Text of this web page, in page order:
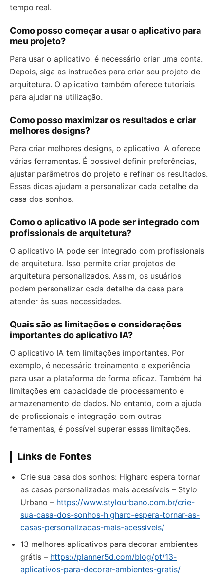
tempo real.
Como posso começar a usar o aplicativo para
meu projeto?
Para usar o aplicativo, é necessário criar uma conta.
Depois, siga as instruções para criar seu projeto de
arquitetura. O aplicativo também oferece tutoriais
para ajudar na utilização.
Como posso maximizar os resultados e criar
melhores designs?
Para criar melhores designs, o aplicativo IA oferece
várias ferramentas. É possível definir preferências,
ajustar parâmetros do projeto e refinar os resultados.
Essas dicas ajudam a personalizar cada detalhe da
casa dos sonhos.
Como o aplicativo IA pode ser integrado com
profissionais de arquitetura?
O aplicativo IA pode ser integrado com profissionais
de arquitetura. Isso permite criar projetos de
arquitetura personalizados. Assim, os usuários
podem personalizar cada detalhe da casa para
atender às suas necessidades.
Quais são as limitações e considerações
importantes do aplicativo IA?
O aplicativo IA tem limitações importantes. Por
exemplo, é necessário treinamento e experiência
para usar a plataforma de forma eficaz. Também há
limitações em capacidade de processamento e
armazenamento de dados. No entanto, com a ajuda
de profissionais e integração com outras
ferramentas, é possível superar essas limitações.
Links de Fontes
Crie sua casa dos sonhos: Higharc espera tornar
as casas personalizadas mais acessíveis – Stylo
Urbano – https://www.stylourbano.com.br/crie-
sua-casa-dos-sonhos-higharc-espera-tornar-as-
casas-personalizadas-mais-acessiveis/
13 melhores aplicativos para decorar ambientes
grátis – https://planner5d.com/blog/pt/13-
aplicativos-para-decorar-ambientes-gratis/